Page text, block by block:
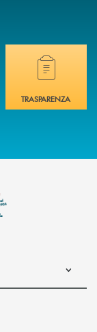
immediata?
Hai bisogno di
TRASPARENZA